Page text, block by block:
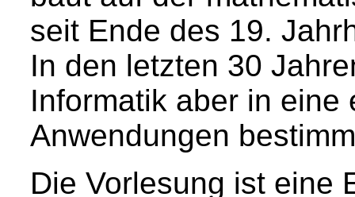
seit Ende des 19.
In den letzten 30
Informatik aber in
Anwendungen
Die Vorlesung ist eine